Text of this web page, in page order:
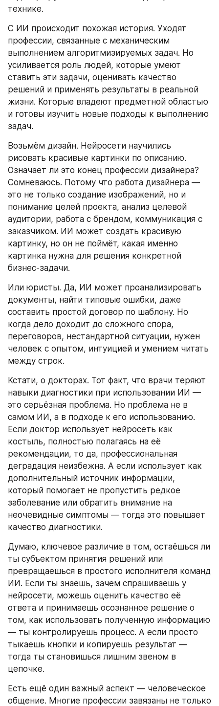
технике.
С ИИ происходит похожая история. Уходят
профессии, связанные с механическим
выполнением алгоритмизируемых задач. Но
усиливается роль людей, которые умеют
ставить эти задачи, оценивать качество
решений и применять результаты в реальной
жизни. Которые владеют предметной областью
и готовы изучить новые подходы к выполнению
задач.
Возьмём дизайн. Нейросети научились
рисовать красивые картинки по описанию.
Означает ли это конец профессии дизайнера?
Сомневаюсь. Потому что работа дизайнера —
это не только создание изображений, но и
понимание целей проекта, анализ целевой
аудитории, работа с брендом, коммуникация с
заказчиком. ИИ может создать красивую
картинку, но он не поймёт, какая именно
картинка нужна для решения конкретной
бизнес-задачи.
Или юристы. Да, ИИ может проанализировать
документы, найти типовые ошибки, даже
составить простой договор по шаблону. Но
когда дело доходит до сложного спора,
переговоров, нестандартной ситуации, нужен
человек с опытом, интуицией и умением читать
между строк.
Кстати, о докторах. Тот факт, что врачи теряют
навыки диагностики при использовании ИИ —
это серьёзная проблема. Но проблема не в
самом ИИ, а в подходе к его использованию.
Если доктор использует нейросеть как
костыль, полностью полагаясь на её
рекомендации, то да, профессиональная
деградация неизбежна. А если использует как
дополнительный источник информации,
который помогает не пропустить редкое
заболевание или обратить внимание на
неочевидные симптомы — тогда это повышает
качество диагностики.
Думаю, ключевое различие в том, остаёшься ли
ты субъектом принятия решений или
превращаешься в простого исполнителя команд
ИИ. Если ты знаешь, зачем спрашиваешь у
нейросети, можешь оценить качество её
ответа и принимаешь осознанное решение о
том, как использовать полученную информацию
— ты контролируешь процесс. А если просто
тыкаешь кнопки и копируешь результат —
тогда ты становишься лишним звеном в
цепочке.
Есть ещё один важный аспект — человеческое
общение. Многие профессии завязаны не только